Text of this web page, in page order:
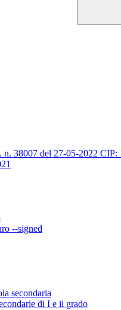
38007 del 27-05-2022
--signed
secondaria
di I e ii grado